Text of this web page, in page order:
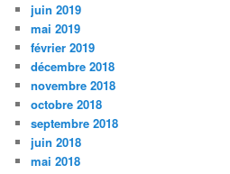
juin 2019
mai 2019
février 2019
décembre 2018
novembre 2018
octobre 2018
septembre 2018
juin 2018
mai 2018